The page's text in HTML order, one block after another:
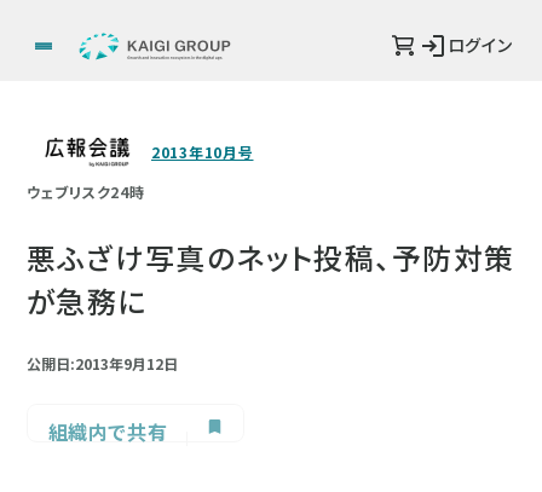
ログイン
2013年10月号
ウェブリスク24時
悪ふざけ写真のネット投稿、予防対策
が急務に
公開日:2013年9月12日
組織内で共有